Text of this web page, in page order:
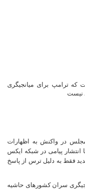
ترامپ برای میانجیگری
نیست
در واکنش به اظهارات
پیامی در شبکه ایکس
فقط به دلیل ترس از پاسخ
سران کشورهای حاشیه